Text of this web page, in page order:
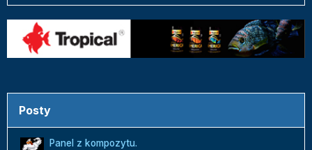
Posty
Panel z kompozytu.